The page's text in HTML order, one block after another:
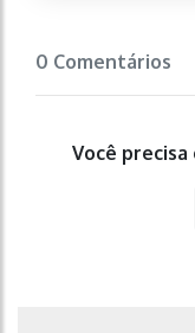
0 Comentários
Você